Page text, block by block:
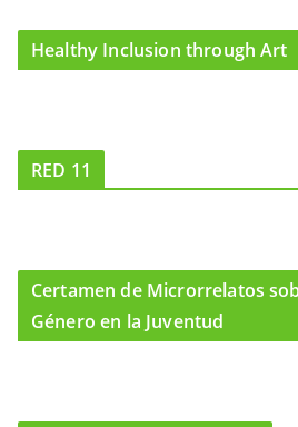
Healthy Inclusion through Art
RED 11
Certamen de Microrrelatos
Género en la Juventud